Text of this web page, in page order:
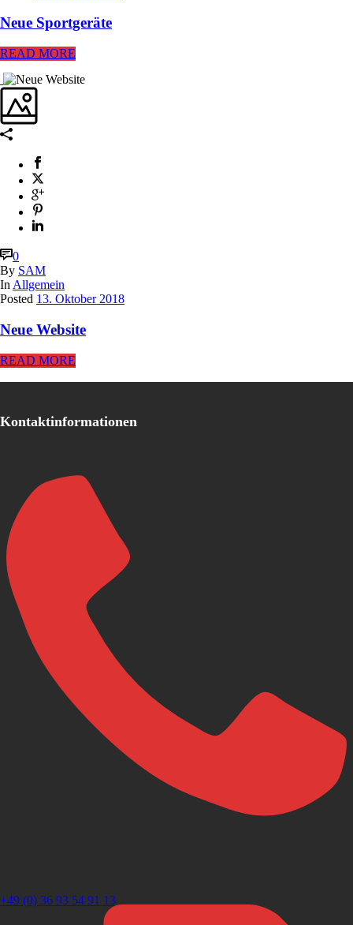
Neue Sportgeräte
READ MORE
0
By SAM
In Allgemein
Posted 13. Oktober 2018
Neue Website
READ MORE
Kontaktinformationen
+49 (0) 36 93 54 91 13